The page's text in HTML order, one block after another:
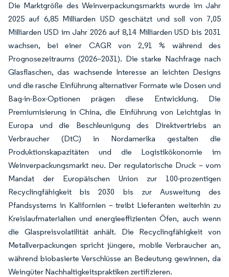
Die Marktgröße des Weinverpackungsmarkts wurde im Jahr
2025 auf 6,85 Milliarden USD geschätzt und soll von 7,05
Milliarden USD im Jahr 2026 auf 8,14 Milliarden USD bis 2031
wachsen, bei einer CAGR von 2,91 % während des
Prognosezeitraums (2026–2031). Die starke Nachfrage nach
Glasflaschen, das wachsende Interesse an leichten Designs
und die rasche Einführung alternativer Formate wie Dosen und
Bag-in-Box-Optionen prägen diese Entwicklung. Die
Premiumisierung in China, die Einführung von Leichtglas in
Europa und die Beschleunigung des Direktvertriebs an
Verbraucher (DtC) in Nordamerika gestalten die
Produktionskapazitäten und die Logistikökonomie im
Weinverpackungsmarkt neu. Der regulatorische Druck – vom
Mandat der Europäischen Union zur 100-prozentigen
Recyclingfähigkeit bis 2030 bis zur Ausweitung des
Pfandsystems in Kalifornien – treibt Lieferanten weiterhin zu
Kreislaufmaterialien und energieeffizienten Öfen, auch wenn
die Glaspreisvolatilität anhält. Die Recyclingfähigkeit von
Metallverpackungen spricht jüngere, mobile Verbraucher an,
während biobasierte Verschlüsse an Bedeutung gewinnen, da
Weingüter Nachhaltigkeitspraktiken zertifizieren.